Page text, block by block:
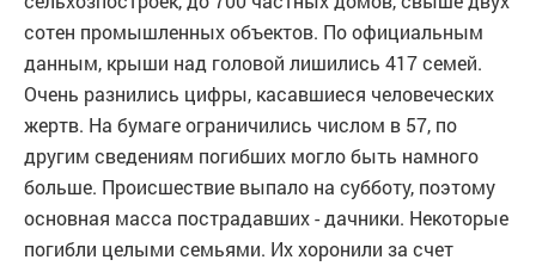
сотен промышленных объектов. По официальным
данным, крыши над головой лишились 417 семей.
Очень разнились цифры, касавшиеся человеческих
жертв. На бумаге ограничились числом в 57, по
другим сведениям погибших могло быть намного
больше. Происшествие выпало на субботу, поэтому
основная масса пострадавших - дачники. Некоторые
погибли целыми семьями. Их хоронили за счет